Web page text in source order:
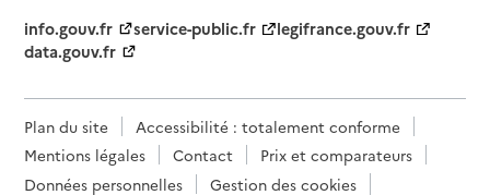
info.gouv.fr
service-public.fr
legifrance.gouv.fr
data.gouv.fr
Plan du site
Accessibilité : totalement conforme
Mentions légales
Contact
Prix et comparateurs
Données personnelles
Gestion des cookies